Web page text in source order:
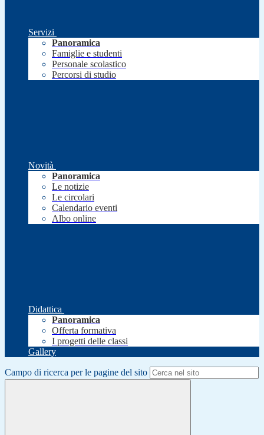
Servizi
Panoramica
Famiglie e studenti
Personale scolastico
Percorsi di studio
Novità
Panoramica
Le notizie
Le circolari
Calendario eventi
Albo online
Didattica
Panoramica
Offerta formativa
I progetti delle classi
Gallery
Campo di ricerca per le pagine del sito